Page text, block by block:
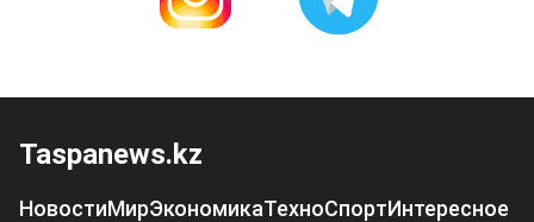
Taspanews.kz
НовостиМирЭкономикаТехноСпортИнтересное